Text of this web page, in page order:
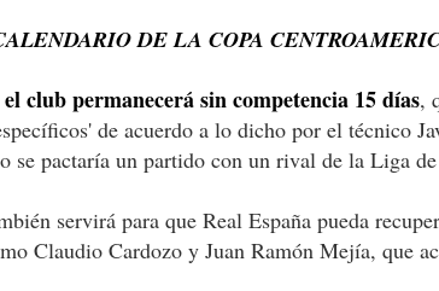
DE LA COPA
el club permanecerá sin competencia 15 días,
de acuerdo a lo dicho por el técnico
se pactaría un partido con un rival de la Liga
servirá para que Real España pueda
Claudio Cardozo y Juan Ramón Mejía, que